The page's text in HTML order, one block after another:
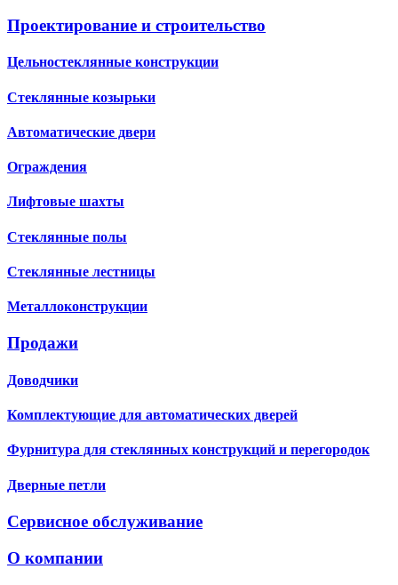
Проектирование и строительство
Цельностеклянные конструкции
Стеклянные козырьки
Автоматические двери
Ограждения
Лифтовые шахты
Стеклянные полы
Стеклянные лестницы
Металлоконструкции
Продажи
Доводчики
Комплектующие для автоматических дверей
Фурнитура для стеклянных конструкций и перегородок
Дверные петли
Сервисное обслуживание
О компании